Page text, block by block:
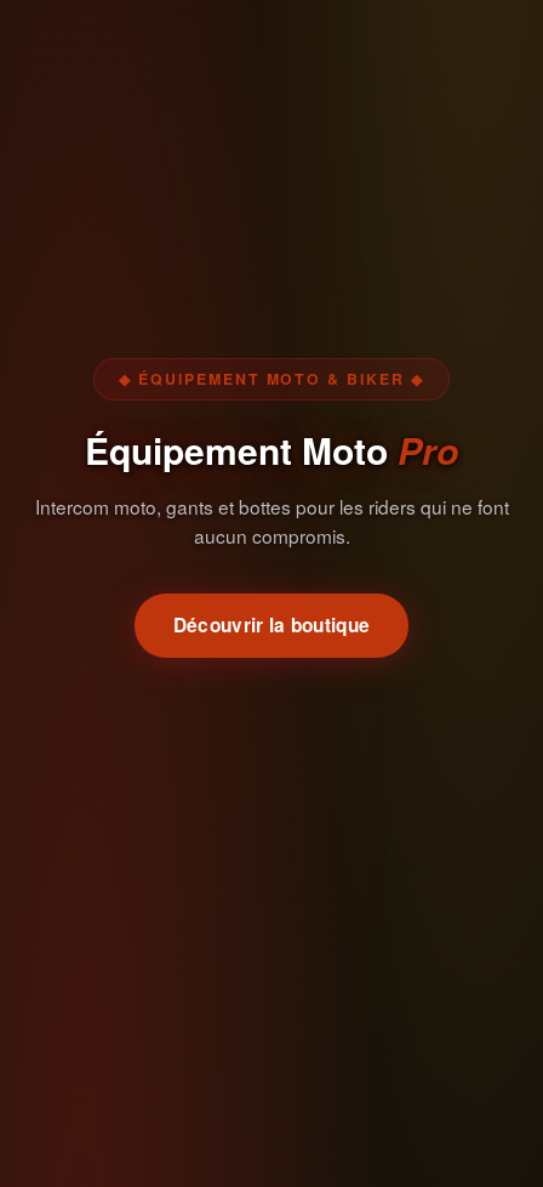
◆ ÉQUIPEMENT MOTO & BIKER ◆
Équipement Moto Pro
Intercom moto, gants et bottes pour les riders qui ne font
aucun compromis.
Découvrir la boutique